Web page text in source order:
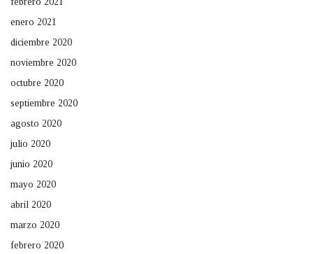
enero 2021
diciembre 2020
noviembre 2020
octubre 2020
septiembre 2020
agosto 2020
julio 2020
junio 2020
mayo 2020
abril 2020
marzo 2020
febrero 2020